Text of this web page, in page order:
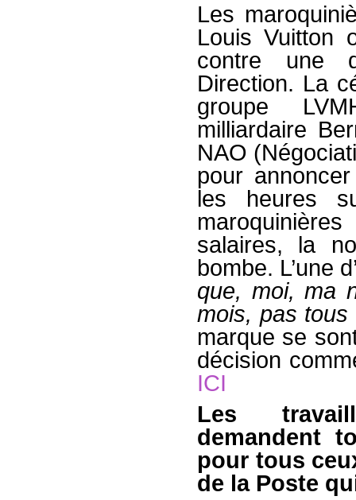
Les
Louis Vuitton
contre une
Direction. La
groupe
milliardaire
NAO
pour
les heures
salaires, la
bombe. L’une
que, moi, ma
mois, pas tous
marque se
décision
ICI
Les
demandent
pour tous
de la Poste